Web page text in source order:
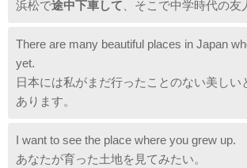
浜松で途中下車して 、そこで中学時代の友
There are many beautiful places in Japan
yet.
日本には私がまだ行ったことのない美しい
あります。
I want to see the place where you grew up.
あなたが育った土地を見てみたい。